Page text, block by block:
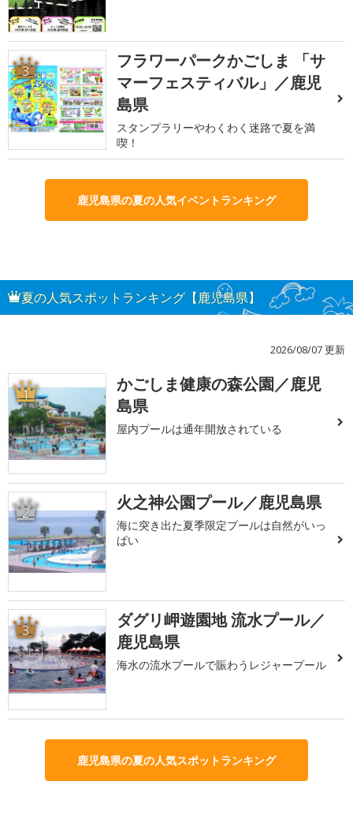
3
フラワーパークかごしま 「サ
マーフェスティバル」／鹿児
島県
スタンプラリーやわくわく迷路で夏を満
喫！
鹿児島県の夏の人気イベントランキング
夏の人気スポットランキング【鹿児島県】
2026/08/07 更新
1
かごしま健康の森公園／鹿児
島県
屋内プールは通年開放されている
2 火之神公園プール／鹿児島県
海に突き出た夏季限定プールは自然がいっ
ぱい
3
ダグリ岬遊園地 流水プール／
鹿児島県
海水の流水プールで賑わうレジャープール
鹿児島県の夏の人気スポットランキング